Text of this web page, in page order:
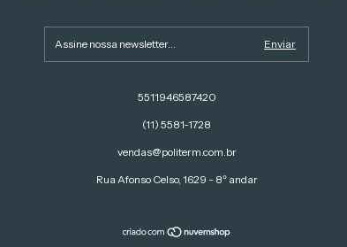
5511946587420
(11) 5581-1728
vendas@politerm.com.br
Rua Afonso Celso, 1629 - 8º andar